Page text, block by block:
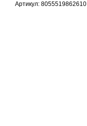
Артикул: 8055519862610